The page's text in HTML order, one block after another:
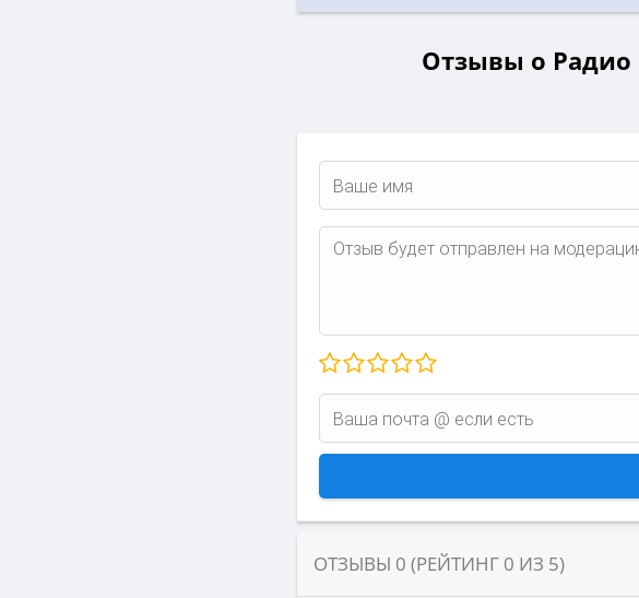
Отзывы о Радио
ОТЗЫВЫ 0 (РЕЙТИНГ 0 ИЗ 5)